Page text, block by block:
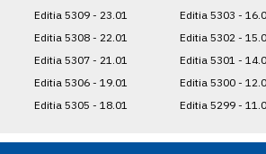
Editia 5309 - 23.01
Editia 5308 - 22.01
Editia 5307 - 21.01
Editia 5306 - 19.01
Editia 5305 - 18.01
Editia 5303 -
Editia 5302 -
Editia 5301 -
Editia 5300 -
Editia 5299 -